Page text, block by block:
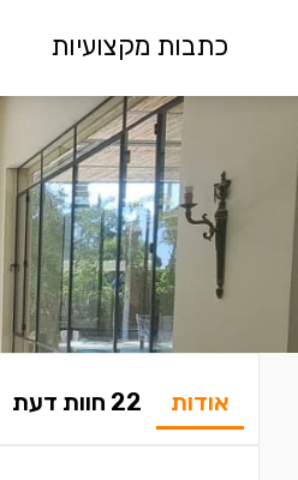
כתבות מקצועיות
אודות 22 חוות דעת